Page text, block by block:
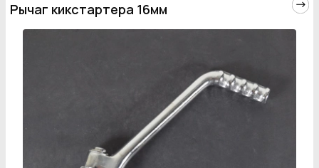
Рычаг кикстартера 16мм